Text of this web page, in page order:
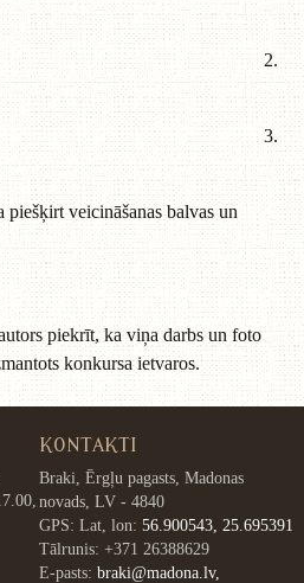
50 eiro 2.
30 eiro 3.
piešķirt veicināšanas balvas un
piekrīt, ka viņa darbs un foto
konkursa ietvaros.
KONTAKTI
Braki, Ērgļu pagasts, Madonas
novads, LV - 4840
GPS: Lat, lon: 56.900543, 25.695391
Tālrunis: +371 26388629
E-pasts: braki@madona.lv,